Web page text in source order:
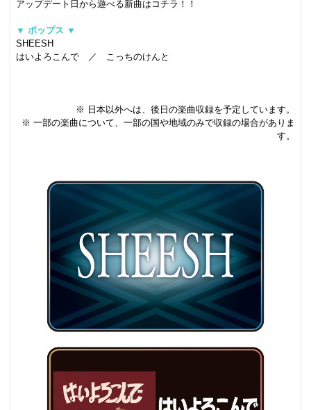
アップデート日から遊べる新曲はコチラ！！
▼ ポップス ▼
SHEESH
はいよろこんで ／ こっちのけんと
※ 日本以外へは、後日の楽曲収録を予定しています。
※ 一部の楽曲について、一部の国や地域のみで収録の場合がありま
す。